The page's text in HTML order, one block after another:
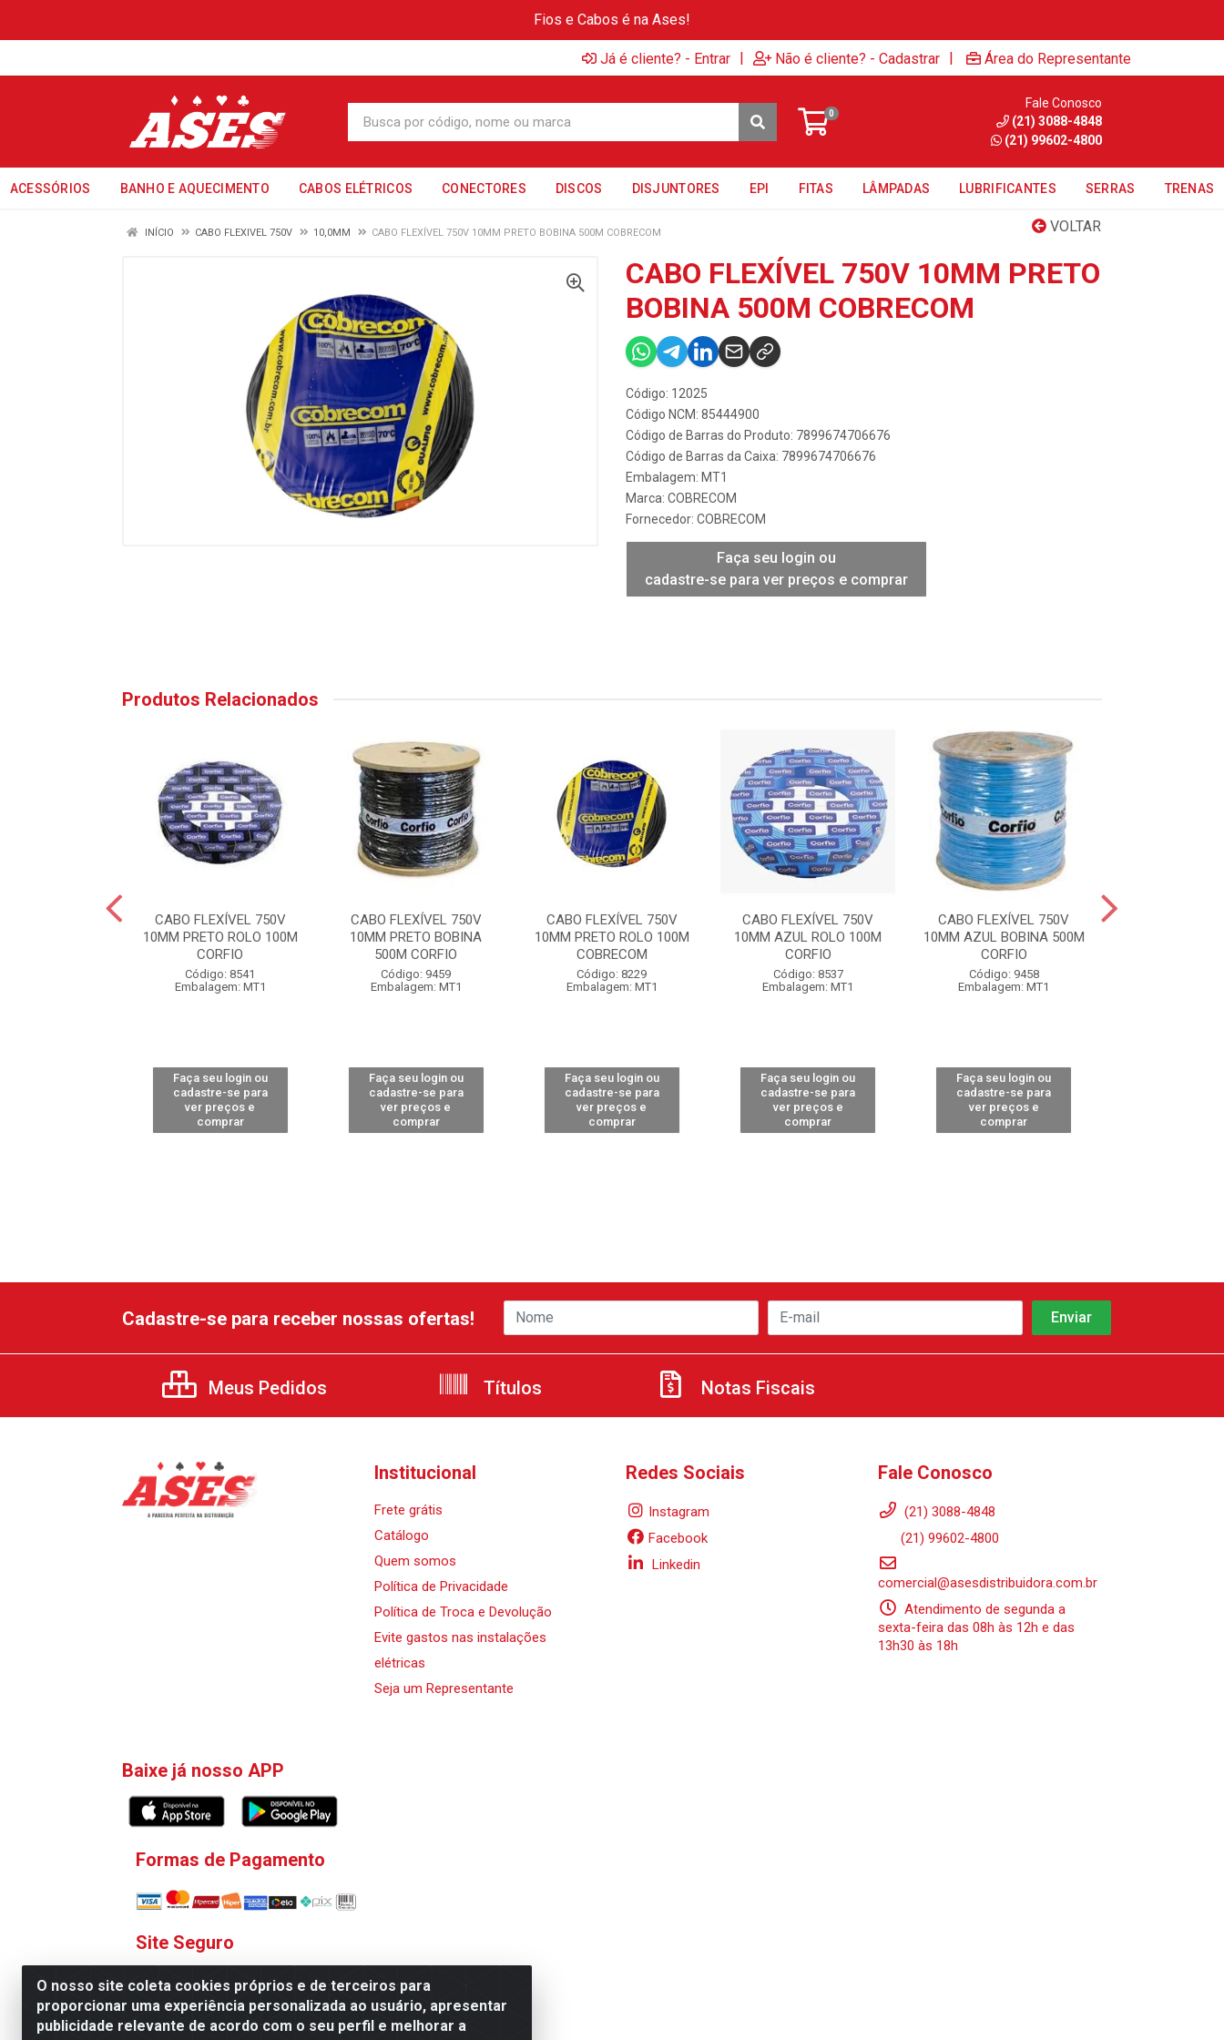
Fios e Cabos é na Ases!
Já é cliente? - Entrar | Não é cliente? - Cadastrar | Área do Representante
0
Fale Conosco
(21) 3088-4848
(21) 99602-4800
ACESSÓRIOS BANHO E AQUECIMENTO CABOS ELÉTRICOS CONECTORES DISCOS DISJUNTORES EPI FITAS LÂMPADAS LUBRIFICANTES SERRAS TRENAS
VOLTAR
INÍCIO CABO FLEXIVEL 750V 10,0MM CABO FLEXÍVEL 750V 10MM PRETO BOBINA 500M COBRECOM
CABO FLEXÍVEL 750V 10MM PRETO
BOBINA 500M COBRECOM
Código: 12025
Código NCM: 85444900
Código de Barras do Produto: 7899674706676
Código de Barras da Caixa: 7899674706676
Embalagem: MT1
Marca: COBRECOM
Fornecedor: COBRECOM
Faça seu login ou
cadastre-se para ver preços e comprar
Produtos Relacionados
CABO FLEXÍVEL 750V
10MM PRETO ROLO 100M
CORFIO
Código: 8541
Embalagem: MT1
Faça seu login ou
cadastre-se para
ver preços e
comprar
CABO FLEXÍVEL 750V
10MM PRETO BOBINA
500M CORFIO
Código: 9459
Embalagem: MT1
Faça seu login ou
cadastre-se para
ver preços e
comprar
CABO FLEXÍVEL 750V
10MM PRETO ROLO 100M
COBRECOM
Código: 8229
Embalagem: MT1
Faça seu login ou
cadastre-se para
ver preços e
comprar
CABO FLEXÍVEL 750V
10MM AZUL ROLO 100M
CORFIO
Código: 8537
Embalagem: MT1
Faça seu login ou
cadastre-se para
ver preços e
comprar
CABO FLEXÍVEL 750V
10MM AZUL BOBINA 500M
CORFIO
Código: 9458
Embalagem: MT1
Faça seu login ou
cadastre-se para
ver preços e
comprar
O nosso site coleta cookies próprios e de terceiros para
proporcionar uma experiência personalizada ao usuário, apresentar
publicidade relevante de acordo com o seu perfil e melhorar a
Cadastre-se para receber nossas ofertas!
Meus Pedidos Títulos Notas Fiscais
Institucional
Frete grátis
Catálogo
Quem somos
Política de Privacidade
Política de Troca e Devolução
Evite gastos nas instalações
elétricas
Seja um Representante
Redes Sociais
Instagram
Facebook
Linkedin
Fale Conosco
(21) 3088-4848
(21) 99602-4800
comercial@asesdistribuidora.com.br
Atendimento de segunda a
sexta-feira das 08h às 12h e das
13h30 às 18h
Baixe já nosso APP
Formas de Pagamento
Site Seguro